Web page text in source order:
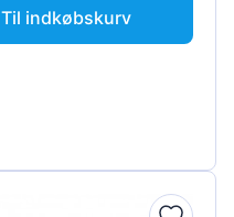
Til indkøbskurv